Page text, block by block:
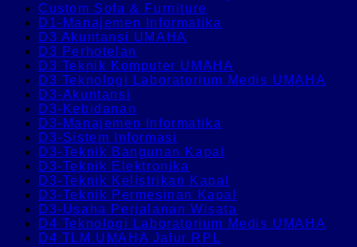
Custom Sofa & Furniture
D1-Manajemen Informatika
D3 Akuntansi UMAHA
D3 Perhotelan
D3 Teknik Komputer UMAHA
D3 Teknologi Laboratorium Medis UMAHA
D3-Akuntansi
D3-Kebidanan
D3-Manajemen Informatika
D3-Sistem Informasi
D3-Teknik Bangunan Kapal
D3-Teknik Elektronika
D3-Teknik Kelistrikan Kapal
D3-Teknik Permesinan Kapal
D3-Usaha Perjalanan Wisata
D4 Teknologi Laboratorium Medis UMAHA
D4 TLM UMAHA Jalur RPL